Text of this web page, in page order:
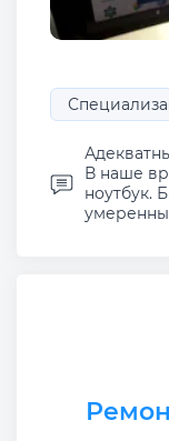
В наше
ноутбук.